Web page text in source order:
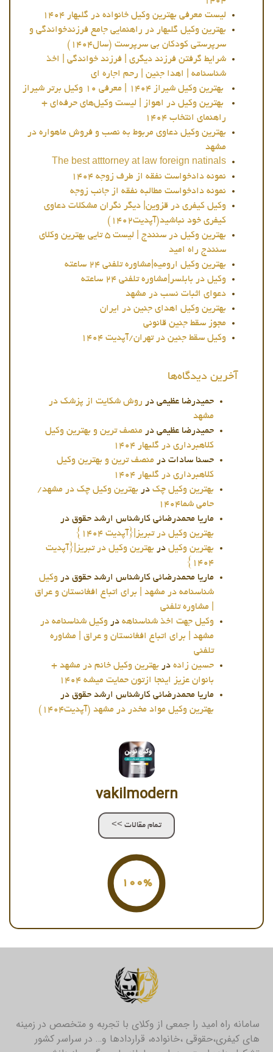
لیست معرفی بهترین وکیل خانواده در گلبهار 1404
بهترین وکیل گلبهار در راهنمایی جامع فرزندخواندگی و
سرپرستی کودکان بی سرپرست (سال1404)
شرایط گرفتن فرزند دیگری | فرزند خواندگی | اخذ
شناسنامه | اهدا جنین | رحم اجاره ای
بهترین وکیل شیراز 1404 | معرفی ۱۰ وکیل برتر شیراز
بهترین وکیل در اهواز | لیست وکیل‌های حرفه‌ای +
راهنمای انتخاب 1404
بهترین وکیل دعاوی مربوط به نصب و فروش ماهواره در
مشهد
The best atttorney at law foreign natinals
نمونه دادخواست نفقه از طرف زوجه 1404
نمونه دادخواست مطالبه نفقه از جانب زوجه
وکیل کیفری در قزوین| دیگر نگران مشکلات دعاوی
کیفری خود نباشید(آپدیت1402)
بهترین وکیل در سنندج | لیست 5 تایی بهترین وکلای
سنندج راه امید
بهترین وکیل ارومیه|مشاوره تلفنی 24 ساعته
وکیل در بابلسر|مشاوره تلفنی 24 ساعته
دعوای اثبات نسب در مشهد
بهترین وکیل اهدای جنین در ایران
مجوز سقط جنین قانونی
وکیل سقط جنین در تهران/آپدیت 1404
آخرین دیدگاه‌ها
حمیدرضا عظیمی در روش شکایت از پزشک در
مشهد
حمیدرضا عظیمی در منصف ترین و بهترین وکیل
کلاهبرداری در گلبهار 1404
حسنا سادات در منصف ترین و بهترین وکیل
کلاهبرداری در گلبهار 1404
بهترین وکیل چک در بهترین وکیل چک در مشهد/
حامی شما1404
ماریا محمدرضائی کارشناس ارشد حقوق در
بهترین وکیل در تبریز|{آپدیت 1404}
بهترین وکیل در بهترین وکیل در تبریز|{آپدیت
1404}
ماریا محمدرضائی کارشناس ارشد حقوق در وکیل
شناسنامه در مشهد | برای اتباع افغانستان و عراق
| مشاوره تلفنی
وکیل جهت اخذ شناسناهه در وکیل شناسنامه در
مشهد | برای اتباع افغانستان و عراق | مشاوره
تلفنی
حسین زاده در بهترین وکیل خانم در مشهد +
بانوان عزیز اینجا ازتون حمایت میشه 1404
ماریا محمدرضائی کارشناس ارشد حقوق در
بهترین وکیل مواد مخدر در مشهد (آپدیت1404)
vakilmodern
تمام مقالات >>
100%
سامانه راه امید را جمعی از وکلای با تجربه و متخصص در زمینه
های کیفری،حقوقی ،خانواده، قراردادها و… در سراسر کشور